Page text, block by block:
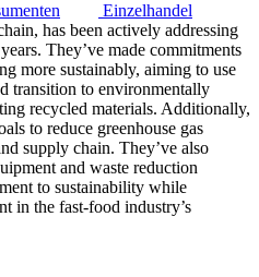
Einzelhandel
has been actively addressing
They’ve made commitments
more sustainably, aiming to use
transition to environmentally
recycled materials. Additionally,
to reduce greenhouse gas
supply chain. They’ve also
and waste reduction
to sustainability while
in the fast-food industry’s